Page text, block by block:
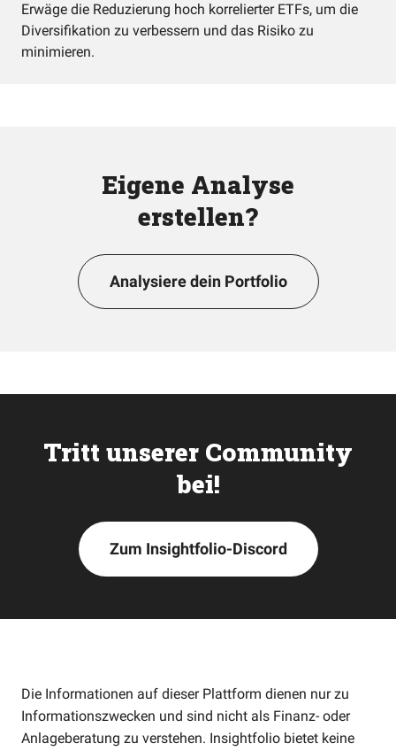
Erwäge die Reduzierung hoch korrelierter ETFs, um die
Diversifikation zu verbessern und das Risiko zu
minimieren.
Eigene Analyse
erstellen?
Analysiere dein Portfolio
Tritt unserer Community
bei!
Zum Insightfolio-Discord
Die Informationen auf dieser Plattform dienen nur zu
Informationszwecken und sind nicht als Finanz- oder
Anlageberatung zu verstehen. Insightfolio bietet keine